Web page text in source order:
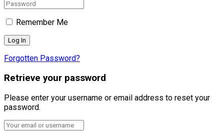
Remember Me
Forgotten Password?
Retrieve your password
Please enter your username or email address to reset your
password.